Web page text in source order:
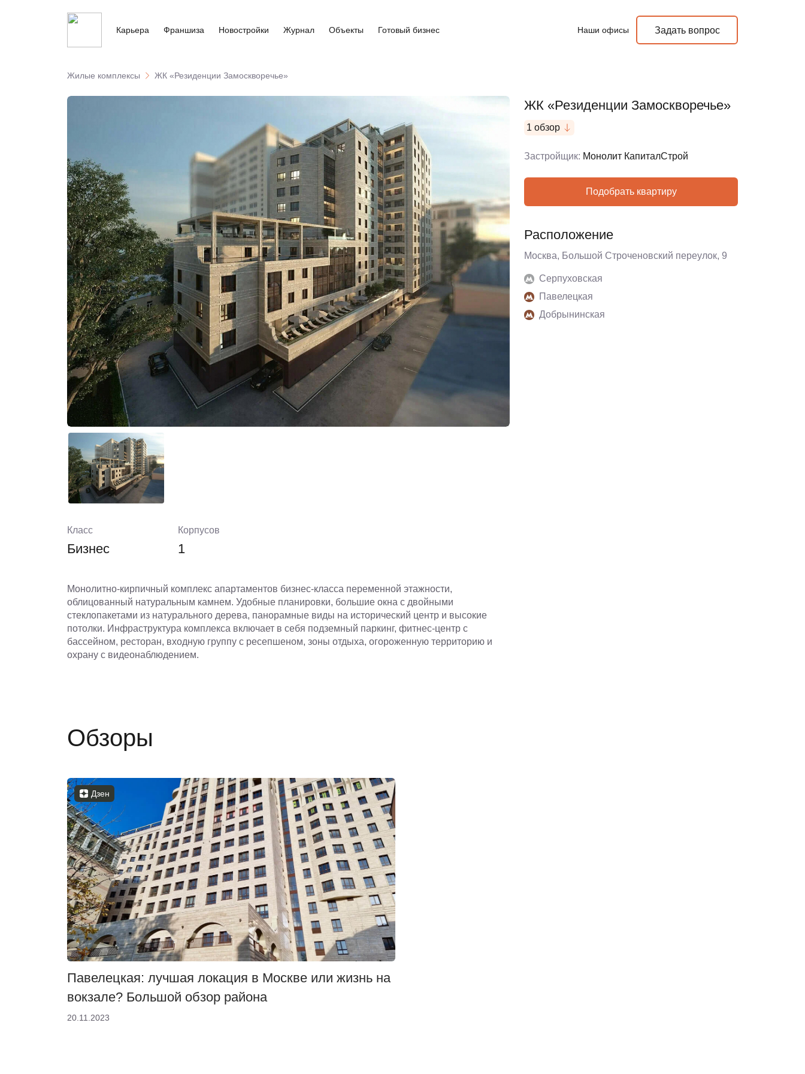
Карьера Франшиза Новостройки Журнал Объекты Готовый бизнес Наши офисы Задать вопрос
Жилые комплексы ЖК «Резиденции Замоскворечье»
ЖК «Резиденции Замоскворечье»
1 обзор
Застройщик: Монолит КапиталСтрой
Подобрать квартиру
Расположение
Москва, Большой Строченовский переулок, 9
Серпуховская
Павелецкая
Добрынинская
Класс
Бизнес
Корпусов
1
Монолитно-кирпичный комплекс апартаментов бизнес-класса переменной этажности,
облицованный натуральным камнем. Удобные планировки, большие окна с двойными
стеклопакетами из натурального дерева, панорамные виды на исторический центр и высокие
потолки. Инфраструктура комплекса включает в себя подземный паркинг, фитнес-центр с
бассейном, ресторан, входную группу с ресепшеном, зоны отдыха, огороженную территорию и
охрану с видеонаблюдением.
Обзоры
Дзен
Павелецкая: лучшая локация в Москве или жизнь на
вокзале? Большой обзор района
20.11.2023